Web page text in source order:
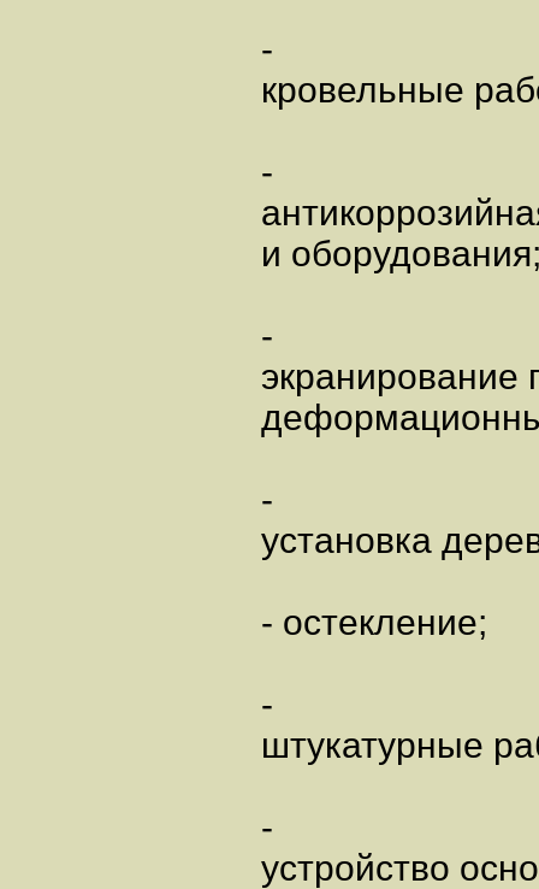
-
кровельные
-
и
-
экранирование
-
установка
- остекление;
-
штукатурные
-
устройство